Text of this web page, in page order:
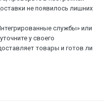
не появилось лишних
службы» или
у своего
товары и готов ли